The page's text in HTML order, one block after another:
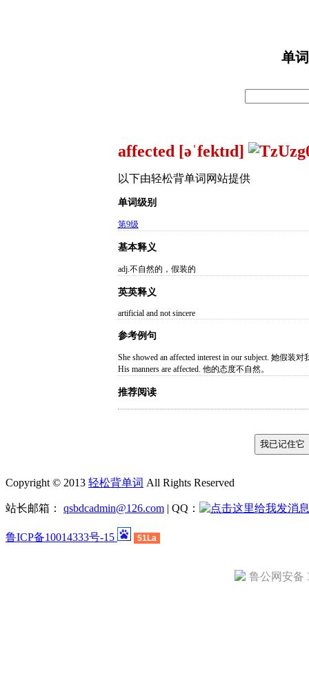
单
affected [əˈfektɪd]
以下由轻松背单词网站提供
单词级别
第9级
基本释义
adj.不自然的，假装的
英英释义
artificial and not sincere
参考例句
She showed an affected interest in our subject. 她假装
His manners are affected. 他的态度不自然。
推荐阅读
Copyright © 2013 轻松背单词 All Rights Reserved
站长邮箱： qsbdcadmin@126.com | QQ：
鲁ICP备10014333号-15 51La
鲁公网安备